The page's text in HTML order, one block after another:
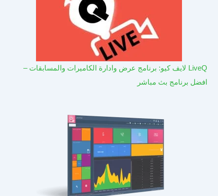
LiveQ لايف كيو: برنامج عرض وادارة الكاميرات والمسابقات –
افضل برنامج بث مباشر